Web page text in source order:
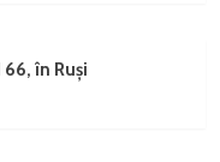
în Ruși